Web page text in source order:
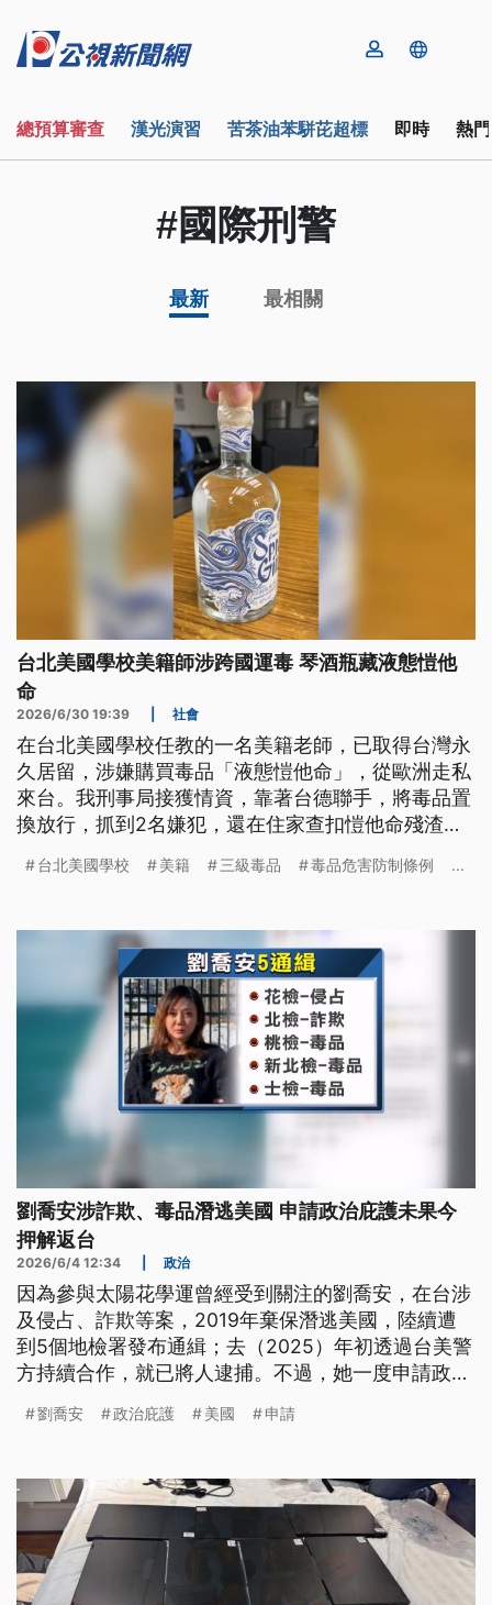
總預算審查 漢光演習 苦茶油苯駢芘超標 即時 熱
#國際刑警
最新 最相關
台北美國學校美籍師涉跨國運毒 琴酒瓶藏液態愷他
命
2026/6/30 19:39 社會
在台北美國學校任教的一名美籍老師，已取得台灣永
久居留，涉嫌購買毒品「液態愷他命」，從歐洲走私
來台。我刑事局接獲情資，靠著台德聯手，將毒品置
換放行，抓到2名嫌犯，還在住家查扣愷他命殘渣
方起訴。
台北美國學校 美籍 三級毒品 毒品危害防制條例 ...
劉喬安涉詐欺、毒品潛逃美國 申請政治庇護未果今
押解返台
2026/6/4 12:34 政治
因為參與太陽花學運曾經受到關注的劉喬安，在台涉
及侵占、詐欺等案，2019年棄保潛逃美國，陸續遭
到5個地檢署發布通緝；去（2025）年初透過台美警
方持續合作，就已將人逮捕。不過，她一度申請政治
（4）日晚上7時，她就會被押解抵達台灣。
劉喬安 政治庇護 美國 申請